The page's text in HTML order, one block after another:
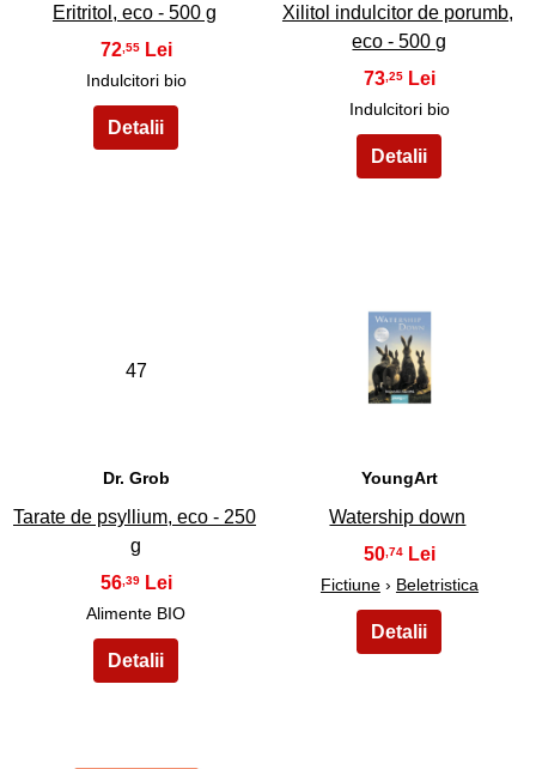
Eritritol, eco - 500 g
72 ,55
Indulcitori bio
Xilitol indulcitor de porumb,
eco - 500 g
73 ,25
Indulcitori bio
47
Dr. Grob
Tarate de psyllium, eco - 250
g
56,39
Alimente BIO
48
YoungArt
Watership down
50,74
Fictiune› Beletristica